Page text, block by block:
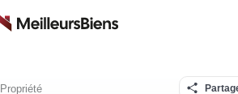
Propriété